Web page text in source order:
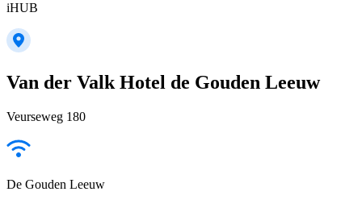
iHUB
Van der Valk Hotel de Gouden Leeuw
Veurseweg 180
De Gouden Leeuw